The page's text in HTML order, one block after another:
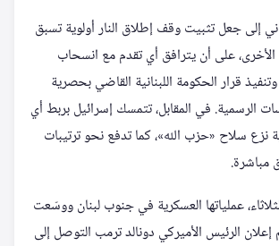
إلى جعل تثبيت وقف إطلاق النار أولوية تسبق
على أن يترافق أي تقدم مع انسحاب
وتنفيذ قرار الحكومة اللبنانية القاضي بحصرية
الرسمية. في المقابل، تتمسك إسرائيل بربط أي
نزع سلاح «حزب الله»، كما تدفع نحو ترتيبات
مباشرة.
عملياتها العسكرية في جنوب لبنان ووسّعت
إعلان الرئيس الأميركي دونالد ترمب التوصل إلى